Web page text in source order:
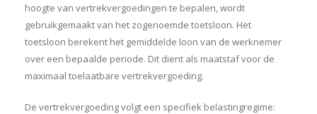
hoogte van vertrekvergoedingen te bepalen, wordt
gebruikgemaakt van het zogenoemde toetsloon. Het
toetsloon berekent het gemiddelde loon van de werknemer
over een bepaalde periode. Dit dient als maatstaf voor de
maximaal toelaatbare vertrekvergoeding.
De vertrekvergoeding volgt een specifiek belastingregime: